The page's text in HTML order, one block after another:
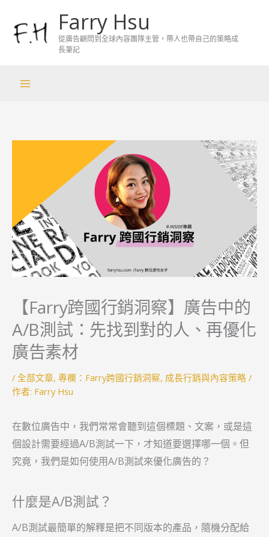
Farry Hsu
從廣告顧問到全球內容團隊主管，帶人也帶自己的策略成
長筆記
【Farry跨國行銷洞察】廣告中的
A/B測試：先找到對的人、再優化
廣告素材
/ 全部文章, 專欄：Farry跨國行銷洞察, 成長行銷與內容策略 /
作者: Farry Hsu
在數位廣告中，我們常常會聽到這個標題、文案，或是這
個設計需要經過A/B測試一下，才知道要選擇哪一個。但
究竟，我們是如何使用A/B測試來優化廣告的？
什麼是A/B測試？
A/B測試最簡單的解釋是把不同版本的產品，隨機分配給